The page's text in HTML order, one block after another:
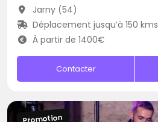
Jarny (54)
Déplacement jusqu’à 150 kms
À partir de 1400€
Contacter
Promotion